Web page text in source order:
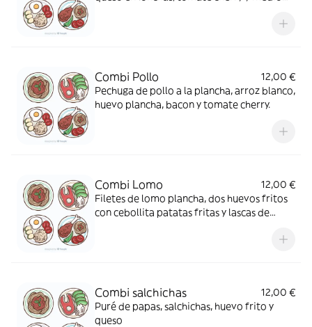
Combi Pollo
12,00 €
Pechuga de pollo a la plancha, arroz blanco,
huevo plancha, bacon y tomate cherry.
Combi Lomo
12,00 €
Filetes de lomo plancha, dos huevos fritos
con cebollita patatas fritas y lascas de
Combi salchichas
12,00 €
Puré de papas, salchichas, huevo frito y
queso